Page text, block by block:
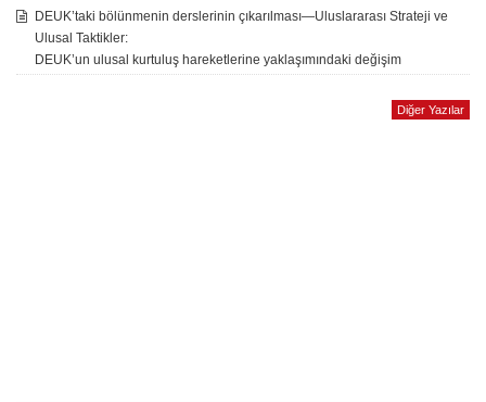
DEUK’taki bölünmenin derslerinin çıkarılması—Uluslararası Strateji ve
Ulusal Taktikler:
DEUK’un ulusal kurtuluş hareketlerine yaklaşımındaki değişim
Diğer Yazılar